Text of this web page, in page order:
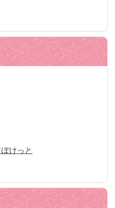
けっと